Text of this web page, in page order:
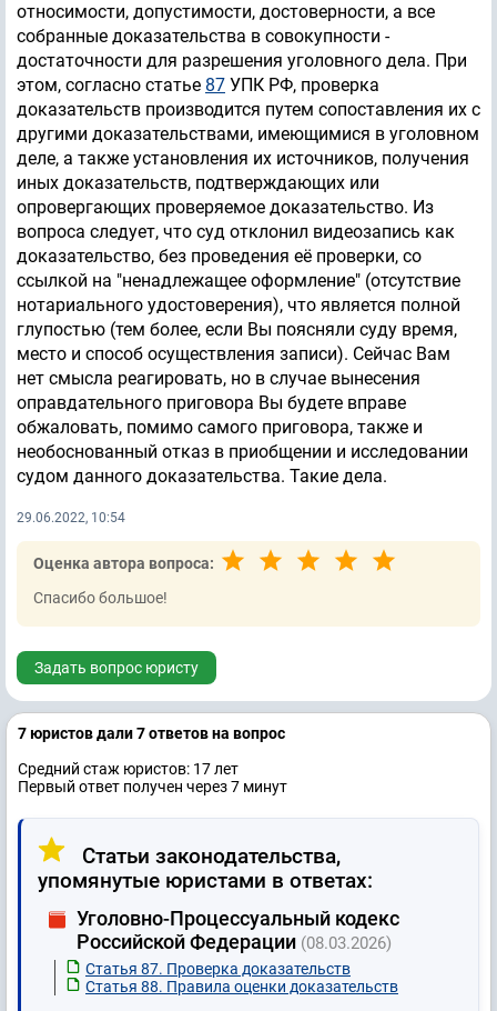
относимости, допустимости, достоверности, а все
собранные доказательства в совокупности -
достаточности для разрешения уголовного дела. При
этом, согласно статье 87 УПК РФ, проверка
доказательств производится путем сопоставления их с
другими доказательствами, имеющимися в уголовном
деле, а также установления их источников, получения
иных доказательств, подтверждающих или
опровергающих проверяемое доказательство. Из
вопроса следует, что суд отклонил видеозапись как
доказательство, без проведения её проверки, со
ссылкой на "ненадлежащее оформление" (отсутствие
нотариального удостоверения), что является полной
глупостью (тем более, если Вы поясняли суду время,
место и способ осуществления записи). Сейчас Вам
нет смысла реагировать, но в случае вынесения
оправдательного приговора Вы будете вправе
обжаловать, помимо самого приговора, также и
необоснованный отказ в приобщении и исследовании
судом данного доказательства. Такие дела.
29.06.2022, 10:54
Оценка автора вопроса:
Спасибо большое!
Задать вопрос юристу
7 юристов дали 7 ответов на вопрос
Средний стаж юристов: 17 лет
Первый ответ получен через 7 минут
Статьи законодательства,
упомянутые юристами в ответах:
Уголовно-Процессуальный кодекс
Российской Федерации (08.03.2026)
Статья 87. Проверка доказательств
Статья 88. Правила оценки доказательств